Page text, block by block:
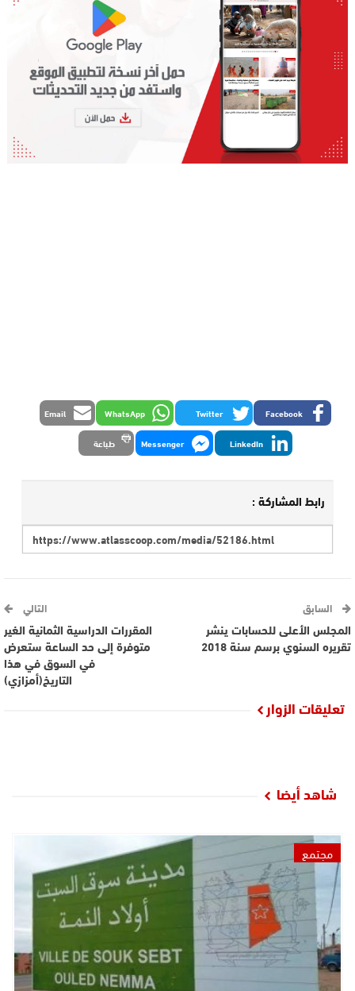
Facebook
Twitter
WhatsApp
Email
LinkedIn
Messenger طباعة
رابط المشاركة :
السابق
المجلس الأعلى للحسابات ينشر
تقريره السنوي برسم سنة 2018
التالي
المقررات الدراسية الثمانية الغير
متوفرة إلى حد الساعة ستعرض
في السوق في هذا
التاريخ(أمزازي)
تعليقات الزوار
شاهد أيضا
مجتمع